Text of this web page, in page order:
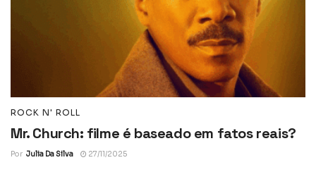
ROCK N' ROLL
Mr. Church: filme é baseado em fatos reais?
Por Julia Da Silva 27/11/2025